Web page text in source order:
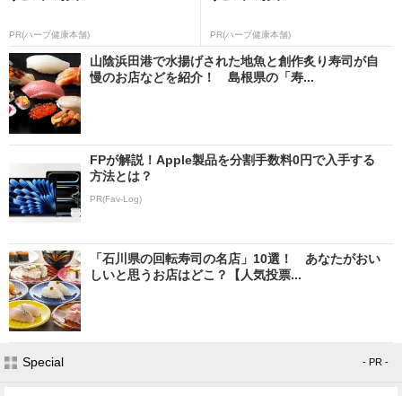
PR(ハーブ健康本舗) PR(ハーブ健康本舗)
山陰浜田港で水揚げされた地魚と創作炙り寿司が自
慢のお店などを紹介！ 島根県の「寿...
FPが解説！Apple製品を分割手数料0円で入手する
方法とは？
PR(Fav-Log)
「石川県の回転寿司の名店」10選！ あなたがおい
しいと思うお店はどこ？【人気投票...
Special - PR -